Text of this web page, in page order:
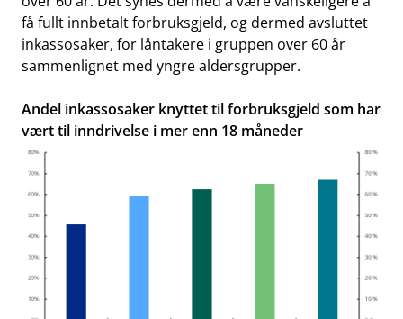
få fullt innbetalt forbruksgjeld, og dermed avsluttet
inkassosaker, for låntakere i gruppen over 60 år
sammenlignet med yngre aldersgrupper.
Andel inkassosaker knyttet til forbruksgjeld som har
vært til inndrivelse i mer enn 18 måneder